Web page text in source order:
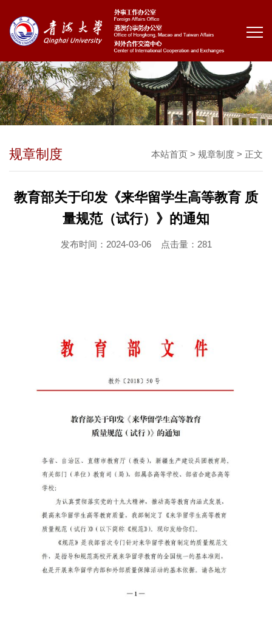
本站首页 > 规章制度 > 正文
规章制度
教育部关于印发《来华留学生高等教育 质
量规范（试行）》的通知
发布时间：2024-03-06 点击量： 281